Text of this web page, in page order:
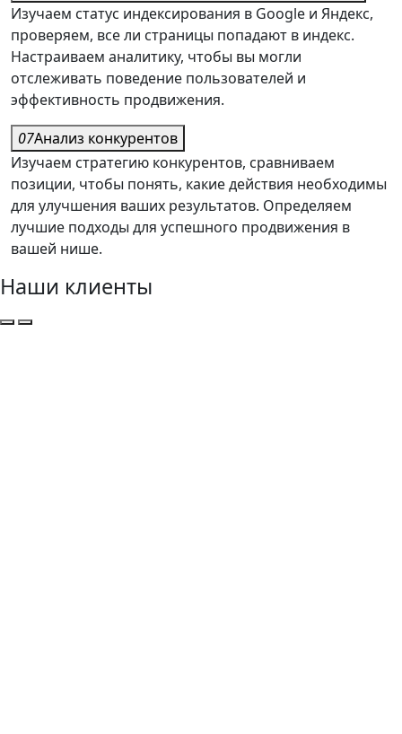
Изучаем статус индексирования в Google и Яндекс,
проверяем, все ли страницы попадают в индекс.
Настраиваем аналитику, чтобы вы могли
отслеживать поведение пользователей и
эффективность продвижения.
07Анализ конкурентов
Изучаем стратегию конкурентов, сравниваем
позиции, чтобы понять, какие действия необходимы
для улучшения ваших результатов. Определяем
лучшие подходы для успешного продвижения в
вашей нише.
Наши клиенты